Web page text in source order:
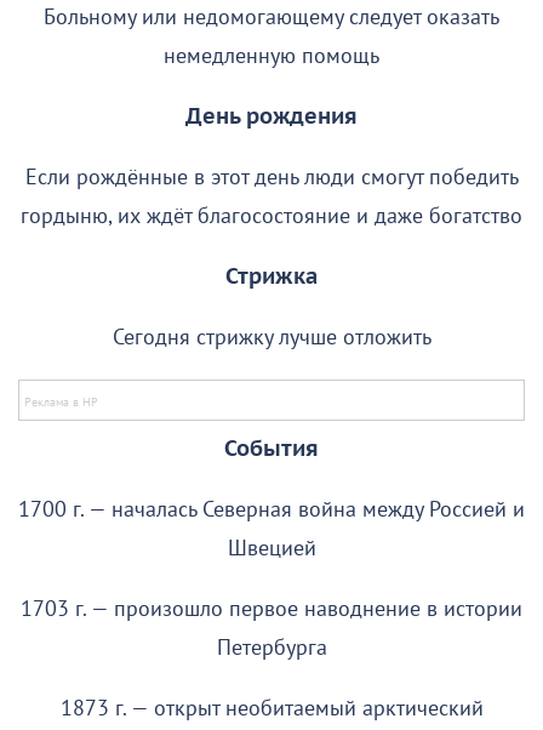
Больному или недомогающему следует оказать
немедленную помощь
День рождения
Если рождённые в этот день люди смогут победить
гордыню, их ждёт благосостояние и даже богатство
Стрижка
Сегодня стрижку лучше отложить
События
1700 г. — началась Северная война между Россией и
Швецией
1703 г. — произошло первое наводнение в истории
Петербурга
1873 г. — открыт необитаемый арктический